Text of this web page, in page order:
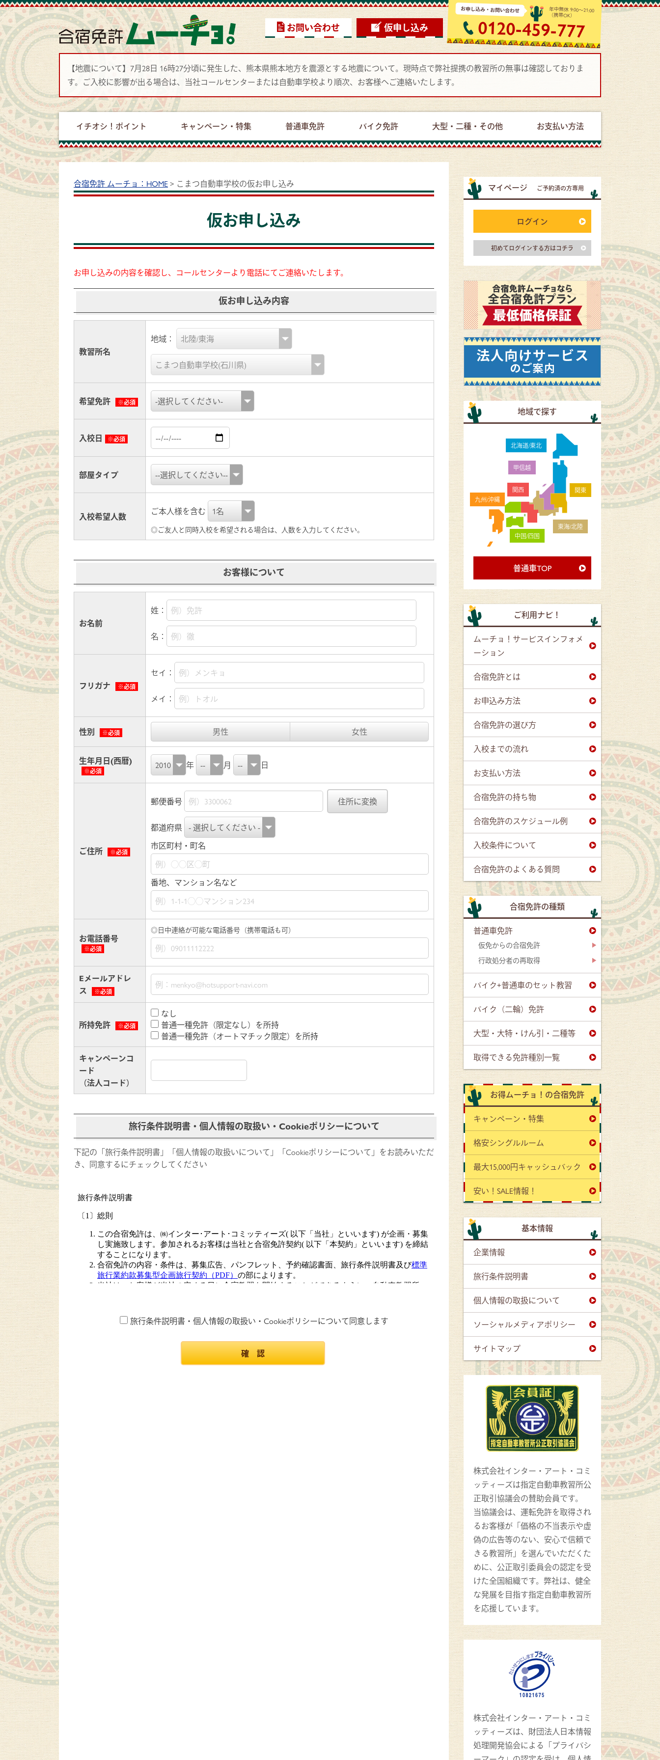
お問い合わせ 仮申し込み
お申し込み・お問い合わせ 年中無休 9:00～21:00
（携帯OK）
0120-459-777
【地震について】7月28日 16時27分頃に発生した、熊本県熊本地方を震源とする地震について。現時点で弊社提携の教習所の無事は確認しておりま
す。ご入校に影響が出る場合は、当社コールセンターまたは自動車学校より順次、お客様へご連絡いたします。
イチオシ！ポイント キャンペーン・特集 普通車免許 バイク免許 大型・二種・その他 お支払い方法
合宿免許 ムーチョ：HOME> こまつ自動車学校の仮お申し込み
仮お申し込み
お申し込みの内容を確認し、コールセンターより電話にてご連絡いたします。
仮お申し込み内容
教習所名
地域：
希望免許 ※必須
入校日 ※必須
部屋タイプ
入校希望人数 ご本人様を含む
◎ご友人と同時入校を希望される場合は、人数を入力してください。
お客様について
お名前
姓：
名：
フリガナ ※必須
セイ：
メイ：
性別 ※必須 男性 女性
生年月日(西暦)
※必須
年 月 日
ご住所 ※必須
郵便番号
都道府県
市区町村・町名
番地、マンション名など
お電話番号
※必須
◎日中連絡が可能な電話番号（携帯電話も可）
Eメールアドレ
ス
※必須
所持免許 ※必須
なし
普通一種免許（限定なし）を所持
普通一種免許（オートマチック限定）を所持
キャンペーンコ
ード
（法人コード）
旅行条件説明書・個人情報の取扱い・Cookieポリシーについて
下記の「旅行条件説明書」「個人情報の取扱いについて」「Cookieポリシーについて」をお読みいただ
き、同意するにチェックしてください
旅行条件説明書・個人情報の取扱い・Cookieポリシーについて同意します
マイページ ご予約済の方専用
ログイン
初めてログインする方はコチラ
地域で探す
北海道/東北
甲信越
関東
東海/北陸
関西
中国/四国
九州/沖縄
普通車TOP
ご利用ナビ！
ムーチョ！サービスインフォメ
ーション
合宿免許とは
お申込み方法
合宿免許の選び方
入校までの流れ
お支払い方法
合宿免許の持ち物
合宿免許のスケジュール例
入校条件について
合宿免許のよくある質問
合宿免許の種類
普通車免許
仮免からの合宿免許
行政処分者の再取得
バイク+普通車のセット教習
バイク（二輪）免許
大型・大特・けん引・二種等
取得できる免許種別一覧
お得ムーチョ！の合宿免許
キャンペーン・特集
格安シングルルーム
最大15,000円キャッシュバック
安い！SALE情報！
基本情報
企業情報
旅行条件説明書
個人情報の取扱について
ソーシャルメディアポリシー
サイトマップ
株式会社インター・アート・コミ
ッティーズは指定自動車教習所公
正取引協議会の賛助会員です。
当協議会は、運転免許を取得され
るお客様が「価格の不当表示や虚
偽の広告等のない、安心で信頼で
きる教習所」を選んでいただくた
めに、公正取引委員会の認定を受
けた全国組織です。弊社は、健全
な発展を目指す指定自動車教習所
を応援しています。
株式会社インター・アート・コミ
ッティーズは、財団法人日本情報
処理開発協会による「プライバシ